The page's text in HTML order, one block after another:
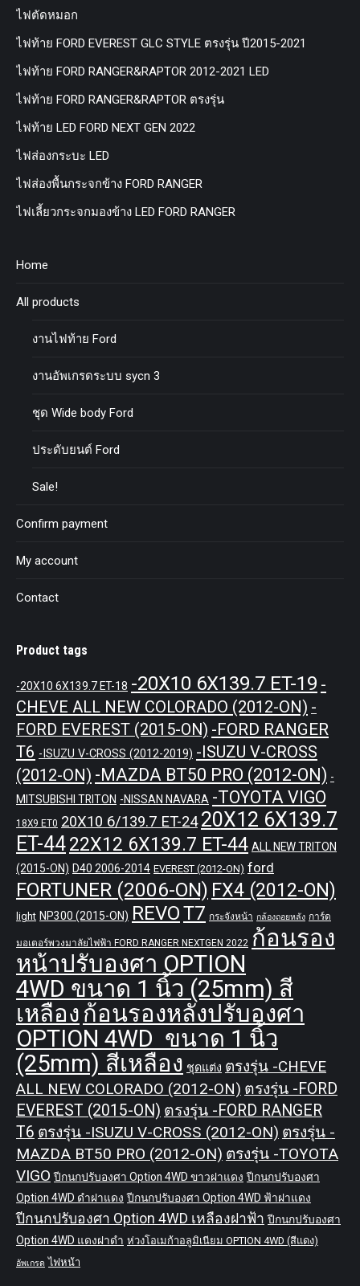
ไฟตัดหมอก
ไฟท้าย FORD EVEREST GLC STYLE ตรงรุ่น ปี2015-2021
ไฟท้าย FORD RANGER&RAPTOR 2012-2021 LED
ไฟท้าย FORD RANGER&RAPTOR ตรงรุ่น
ไฟท้าย LED FORD NEXT GEN 2022
ไฟส่องกระบะ LED
ไฟส่องพื้นกระจกข้าง FORD RANGER
ไฟเลี้ยวกระจกมองข้าง LED FORD RANGER
Home
All products
งานไฟท้าย Ford
งานอัพเกรดระบบ sycn 3
ชุด Wide body Ford
ประดับยนต์ Ford
Sale!
Confirm payment
My account
Contact
Product tags
-20X10 6X139.7 ET-18 -20X10 6X139.7 ET-19 -
CHEVE ALL NEW COLORADO (2012-ON) -
FORD EVEREST (2015-ON) -FORD RANGER
T6 -ISUZU V-CROSS (2012-2019) -ISUZU V-CROSS
(2012-ON) -MAZDA BT50 PRO (2012-ON) -
MITSUBISHI TRITON -NISSAN NAVARA -TOYOTA VIGO
18X9 ET0 20X10 6/139.7 ET-24 20X12 6X139.7
ET-4422X12 6X139.7 ET-44 ALL NEW TRITON
(2015-ON) D40 2006-2014 EVEREST (2012-ON) ford
FORTUNER (2006-ON) FX4 (2012-ON)
light NP300 (2015-ON) REVOT7 กระจังหน้า กล้องถอยหลัง การ์ด
มอเตอร์พวงมาลัยไฟฟ้า FORD RANGER NEXTGEN 2022 ก้อนรอง
หน้าปรับองศา OPTION
4WD ขนาด 1 นิ้ว (25mm) สี
เหลือง ก้อนรองหลังปรับองศา
OPTION 4WD ขนาด 1 นิ้ว
(25mm) สีเหลือง ชุดแต่ง ตรงรุ่น -CHEVE
ALL NEW COLORADO (2012-ON) ตรงรุ่น -FORD
EVEREST (2015-ON) ตรงรุ่น -FORD RANGER
T6 ตรงรุ่น -ISUZU V-CROSS (2012-ON) ตรงรุ่น -
MAZDA BT50 PRO (2012-ON) ตรงรุ่น -TOYOTA
VIGO ปีกนกปรับองศา Option 4WD ขาวฝาแดง ปีกนกปรับองศา
Option 4WD ดำฝาแดง ปีกนกปรับองศา Option 4WD ฟ้าฝาแดง
ปีกนกปรับองศา Option 4WD เหลืองฝาฟ้า ปีกนกปรับองศา
Option 4WD แดงฝาดำ ห่วงโอเมก้าอลูมิเนียม OPTION 4WD (สีแดง)
อัพเกรด ไฟหน้า